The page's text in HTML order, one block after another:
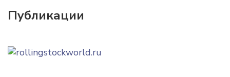
Публикации